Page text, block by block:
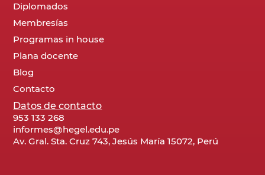
Diplomados
Membresías
Programas in house
Plana docente
Blog
Contacto
Datos de contacto
953 133 268
informes@hegel.edu.pe
Av. Gral. Sta. Cruz 743, Jesús María 15072, Perú